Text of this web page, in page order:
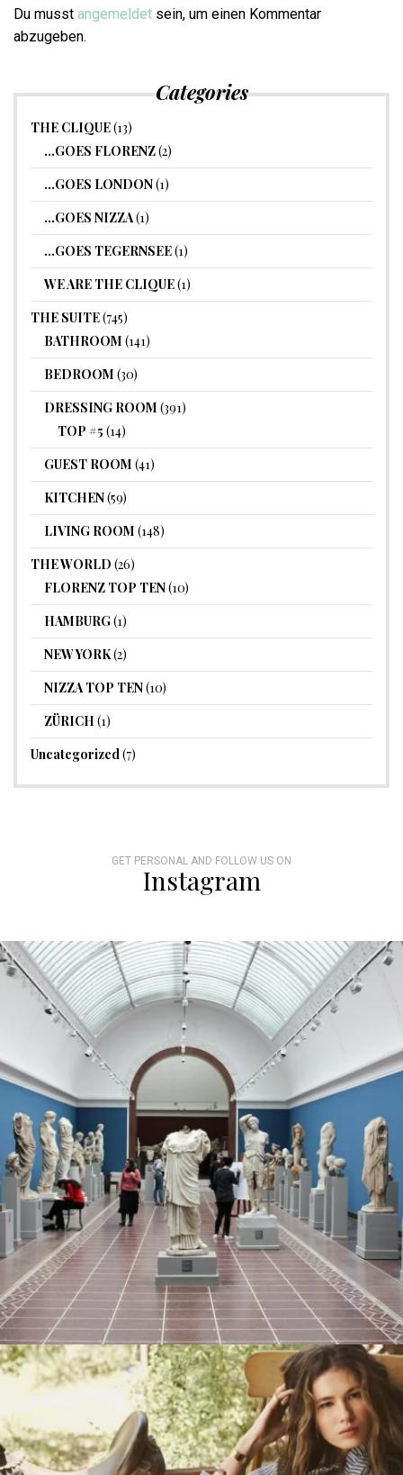
Du musst angemeldet sein, um einen Kommentar
abzugeben.
Categories
THE CLIQUE(13)
…GOES FLORENZ(2)
…GOES LONDON(1)
…GOES NIZZA(1)
…GOES TEGERNSEE(1)
WE ARE THE CLIQUE(1)
THE SUITE(745)
BATHROOM (141)
BEDROOM (30)
DRESSING ROOM (391)
TOP #5 (14)
GUEST ROOM (41)
KITCHEN(59)
LIVING ROOM (148)
THE WORLD (26)
FLORENZ TOP TEN(10)
HAMBURG(1)
NEW YORK(2)
NIZZA TOP TEN(10)
ZÜRICH (1)
Uncategorized(7)
GET PERSONAL AND FOLLOW US ON
Instagram